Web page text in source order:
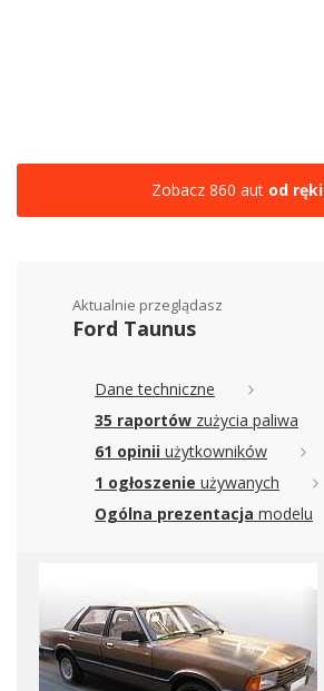
Zobacz 860 aut od ręki
Aktualnie przeglądasz
Ford Taunus
Dane techniczne
35 raportów zużycia paliwa
61 opinii użytkowników
1 ogłoszenie używanych
Ogólna prezentacja modelu